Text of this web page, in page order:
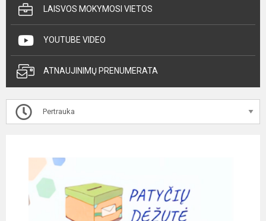
LAISVOS MOKYMOSI VIETOS
YOUTUBE VIDEO
ATNAUJINIMŲ PRENUMERATA
Pertrauka